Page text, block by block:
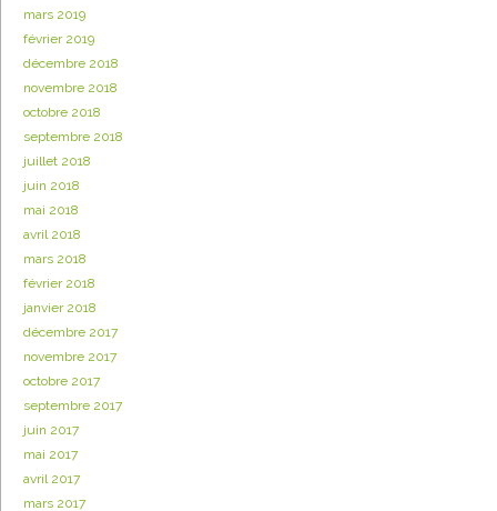
mars 2019
février 2019
décembre 2018
novembre 2018
octobre 2018
septembre 2018
juillet 2018
juin 2018
mai 2018
avril 2018
mars 2018
février 2018
janvier 2018
décembre 2017
novembre 2017
octobre 2017
septembre 2017
juin 2017
mai 2017
avril 2017
mars 2017